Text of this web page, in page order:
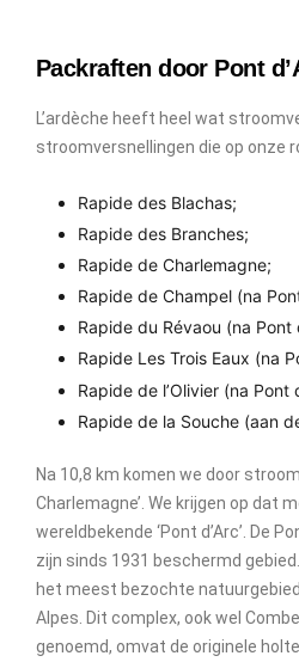
Packraften door Pont
L’ardèche heeft heel wat
stroomversnellingen die op onze
Rapide des Blachas;
Rapide des Branches;
Rapide de Charlemagne;
Rapide de Champel (na
Rapide du Révaou (na Pont
Rapide Les Trois Eaux (na
Rapide de l’Olivier (na Pont
Rapide de la Souche (aan
Na 10,8 km komen we door
Charlemagne’. We krijgen op dat
wereldbekende ‘Pont d’Arc’. De
zijn sinds 1931 beschermd
het meest bezochte
Alpes. Dit complex, ook wel
genoemd, omvat de originele